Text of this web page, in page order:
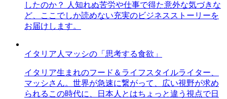
したのか？ 人知れぬ苦労や仕事で得た意外な気づきな
ど、ここでしか読めない充実のビジネスストーリーを
お届けします。
イタリア人マッシの「思考する食欲」
イタリア生まれのフード＆ライフスタイルライター、
マッシさん。世界が急速に繋がって、広い視野が求め
られるこの時代に、日本人とはちょっと違う視点で日